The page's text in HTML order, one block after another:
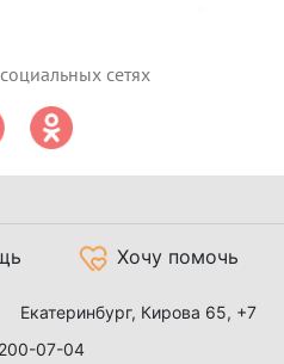
сетях
Хочу помочь
Екатеринбург, Кирова 65, +7
07-04